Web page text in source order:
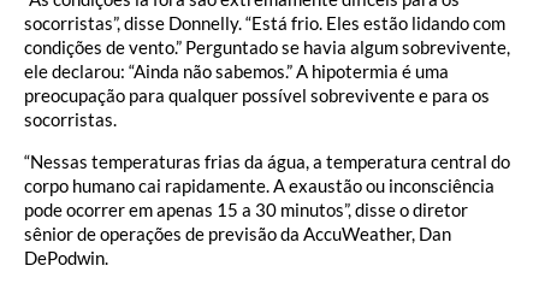
socorristas”, disse Donnelly. “Está frio. Eles estão lidando com
condições de vento.” Perguntado se havia algum sobrevivente,
ele declarou: “Ainda não sabemos.” A hipotermia é uma
preocupação para qualquer possível sobrevivente e para os
socorristas.
“Nessas temperaturas frias da água, a temperatura central do
corpo humano cai rapidamente. A exaustão ou inconsciência
pode ocorrer em apenas 15 a 30 minutos”, disse o diretor
sênior de operações de previsão da AccuWeather, Dan
DePodwin.